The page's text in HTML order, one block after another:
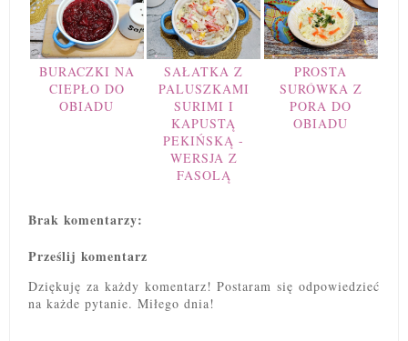
BURACZKI NA
CIEPŁO DO
OBIADU
SAŁATKA Z
PALUSZKAMI
SURIMI I
KAPUSTĄ
PEKIŃSKĄ -
WERSJA Z
FASOLĄ
PROSTA
SURÓWKA Z
PORA DO
OBIADU
Brak komentarzy:
Prześlij komentarz
Dziękuję za każdy komentarz! Postaram się odpowiedzieć
na każde pytanie. Miłego dnia!